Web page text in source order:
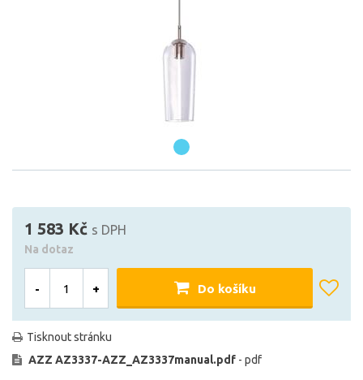
1 583 Kč s DPH
Na dotaz
- + Do košíku
Tisknout stránku
AZZ AZ3337-AZZ_AZ3337manual.pdf - pdf